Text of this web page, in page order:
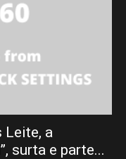
Leite, a
surta e parte...